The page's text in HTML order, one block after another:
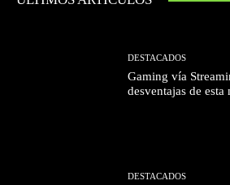
DESTACADOS
Gaming vía
desventajas de
DESTACADOS